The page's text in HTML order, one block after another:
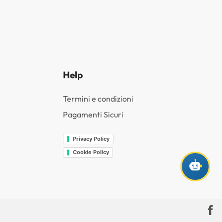
Help
Termini e condizioni
Pagamenti Sicuri
Privacy Policy
Cookie Policy